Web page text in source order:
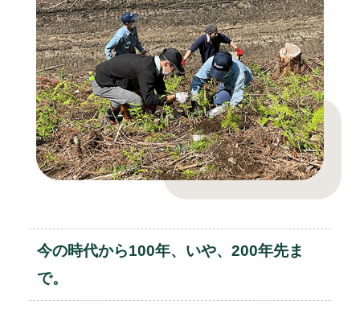
今の時代から100年、いや、200年先ま
で。